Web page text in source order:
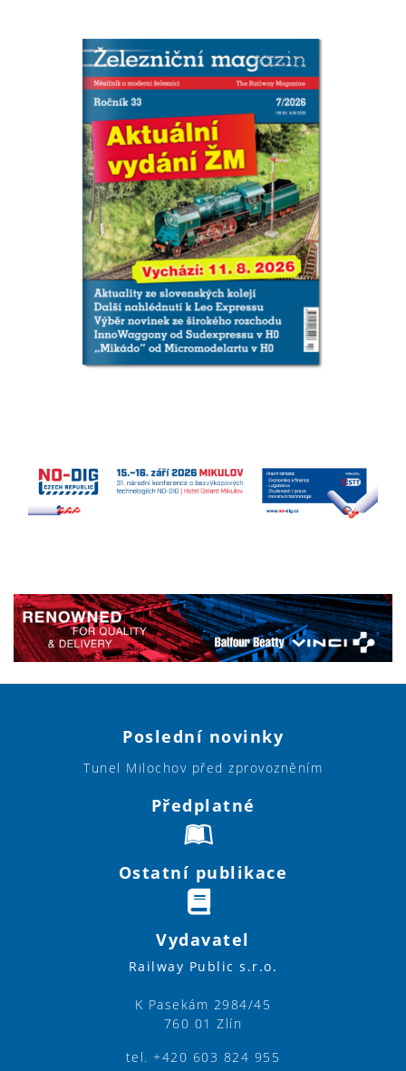
Poslední novinky
Tunel Milochov před zprovozněním
Předplatné
Ostatní publikace
Vydavatel
Railway Public s.r.o.
K Pasekám 2984/45
760 01 Zlín
tel. +420 603 824 955